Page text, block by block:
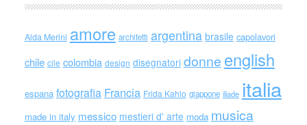
Alda Merini amore architetti argentina brasile capolavori
chile cile colombia design disegnatori donne english
espana fotografia Francia Frida Kahlo giappone iliade italia
made in italy messico mestieri d' arte moda musica